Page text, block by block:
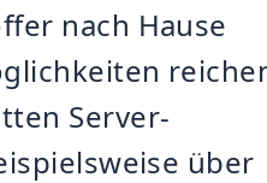
nach Hause
Server-
über